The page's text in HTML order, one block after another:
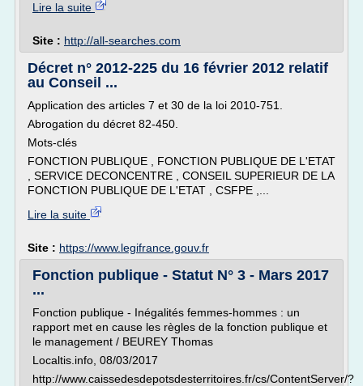
Lire la suite
Site : http://all-searches.com
Décret n° 2012-225 du 16 février 2012 relatif
au Conseil ...
Application des articles 7 et 30 de la loi 2010-751.
Abrogation du décret 82-450.
Mots-clés
FONCTION PUBLIQUE , FONCTION PUBLIQUE DE L'ETAT
, SERVICE DECONCENTRE , CONSEIL SUPERIEUR DE LA
FONCTION PUBLIQUE DE L'ETAT , CSFPE ,...
Lire la suite
Site : https://www.legifrance.gouv.fr
Fonction publique - Statut N° 3 - Mars 2017
...
Fonction publique - Inégalités femmes-hommes : un
rapport met en cause les règles de la fonction publique et
le management / BEUREY Thomas
Localtis.info, 08/03/2017
http://www.caissedesdepotsdesterritoires.fr/cs/ContentServer/?